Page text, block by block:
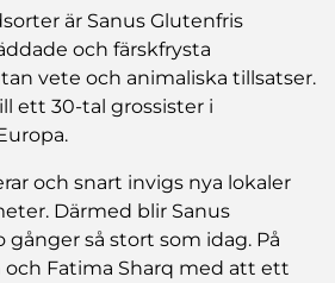
är Sanus Glutenfris
och färskfrysta
vete och animaliska tillsatser.
ett 30-tal grossister i
och snart invigs nya lokaler
Därmed blir Sanus
så stort som idag. På
och Fatima Sharq med att ett